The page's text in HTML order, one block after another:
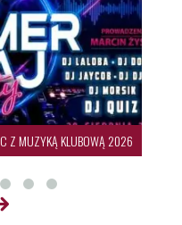
Z MUZYKĄ KLUBOWĄ 2026